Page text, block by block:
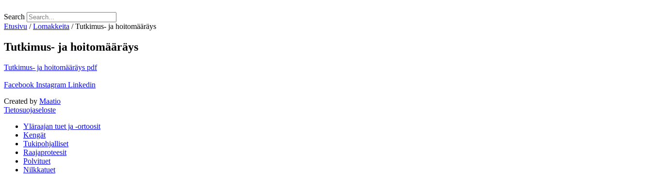
Search
Etusivu /Lomakkeita / Tutkimus- ja hoitomääräys
Tutkimus- ja hoitomääräys
Tutkimus- ja hoitomääräys pdf
Facebook Instagram Linkedin
Created by Maatio
Tietosuojaseloste
Yläraajan tuet ja -ortoosit
Kengät
Tukipohjalliset
Raajaproteesit
Polvituet
Nilkkatuet